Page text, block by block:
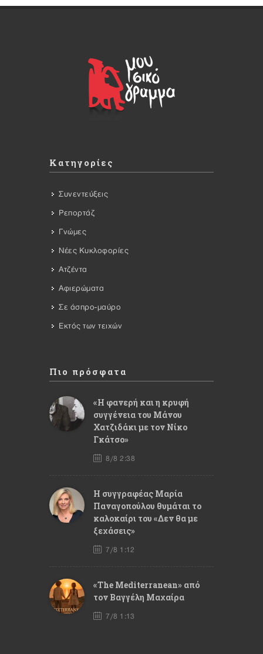
Κατηγορίες
Συνεντεύξεις
Ρεπορτάζ
Γνώμες
Νέες Κυκλοφορίες
Ατζέντα
Αφιερώματα
Σε άσπρο-μαύρο
Εκτός των τειχών
Πιο πρόσφατα
«Η φανερή και η κρυφή
συγγένεια του Μάνου
Χατζιδάκι με τον Νίκο
Γκάτσο»
8/8 2:38
Η συγγραφέας Μαρία
Παναγοπούλου θυμάται το
καλοκαίρι του «Δεν θα με
ξεχάσεις»
7/8 1:12
«The Mediterranean» από
τον Βαγγέλη Μαχαίρα
7/8 1:13